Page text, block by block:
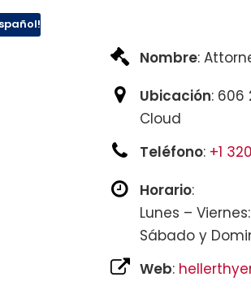
Nombre:
Ubicación: 606
Cloud
Teléfono: +1
Horario:
Lunes –
Sábado y
Web: